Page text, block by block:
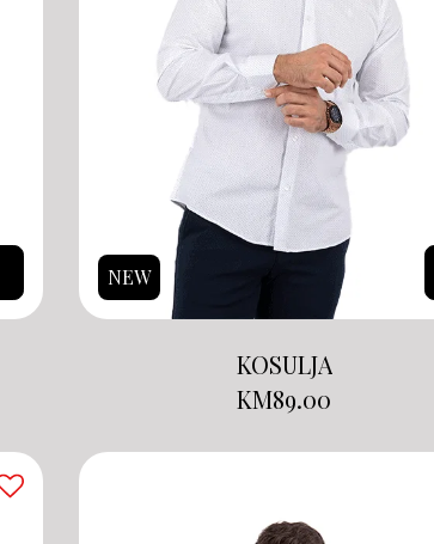
NEW
KOSULJA
KM89.00